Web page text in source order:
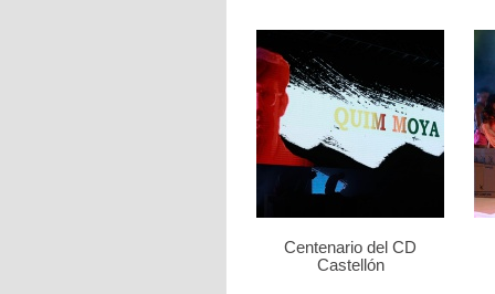
Centenario del CD
Castellón